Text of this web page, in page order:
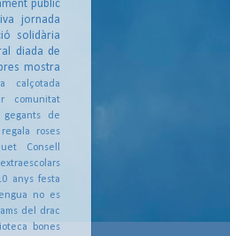
public
jornada
solidària
diada de
mostra
calçotada
comunitat
gegants de
regala roses
Consell
anys festa
no es
del drac
bones